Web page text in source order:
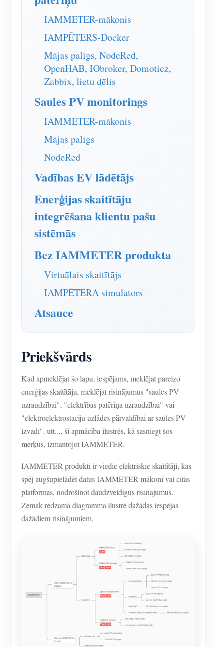
IAMMETER simulators
Virtuālais skaitītājs
Enerģijas prognozēšanas un simulācijas sistēma
Lietojumprogrammas
Saules PV sistēmas enerģijas monitors
Elektroenerģijas patēriņa monitors
PV sildītāja vadības sistēma
Mājas automatizācija
Rūpnīcas enerģijas uzraudzība
Veikals
Resursi
Produkta īsais ievads
Dokuments
Apmācības video
FAQ
Jaunumi
Blogi
kopiena
Izstrādātājs
Izpētīt
Atlīdzības programma
Sazināties
Par mums
IAMMETER-mākonis
IAMPĒTERS-Docker
Mājas palīgs, NodeRed,
OpenHAB, IObroker, Domoticz,
Zabbix, lietu dēlis
Saules PV monitorings
IAMMETER-mākonis
Mājas palīgs
NodeRed
Vadības EV lādētājs
Enerģijas skaitītāju
integrēšana klientu pašu
sistēmās
Bez IAMMETER produkta
Virtuālais skaitītājs
IAMPĒTERA simulators
Atsauce
Priekšvārds
Kad apmeklējat šo lapu, iespējams, meklējat pareizo
enerģijas skaitītāju, meklējat risinājumus "saules PV
uzraudzībai", "elektrības patēriņa uzraudzībai" vai
"elektroelektrostaciju uzlādes pārvaldībai ar saules PV
izvadi". utt..., šī apmācība ilustrēs, kā sasniegt šos
mērķus, izmantojot IAMMETER.
IAMMETER produkti ir viedie elektriskie skaitītāji, kas
spēj augšupielādēt datus IAMMETER mākonī vai citās
platformās, nodrošinot daudzveidīgus risinājumus.
Zemāk redzamā diagramma ilustrē dažādas iespējas
dažādiem risinājumiem.